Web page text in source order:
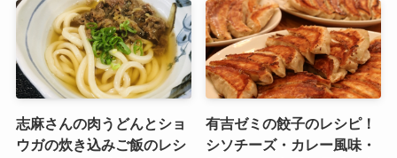
志麻さんの肉うどんとショ
ウガの炊き込みご飯のレシ
有吉ゼミの餃子のレシピ！
シソチーズ・カレー風味・